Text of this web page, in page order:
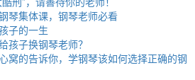
琴集体课，钢琴老师必看
子的一生
孩子换钢琴老师？
窝的告诉你，学钢琴该如何选择正确的钢